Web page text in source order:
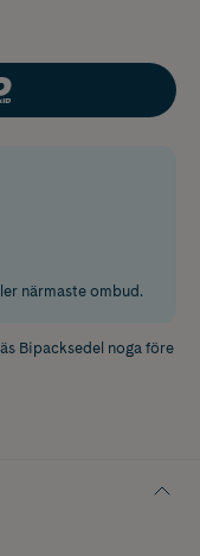
närmaste ombud.
Bipacksedel noga före